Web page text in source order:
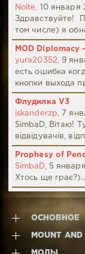
Nolte,
10 января
Здравствуйте!
том числе) я
MOD Diplomacy
yura20352,
9
есть ошибка
кнопки выхода
Флудилка V3
iskanderzp,
7
SimbaD, Вітаю!
відвідувачів,
Prophesy of
SimbaD,
5
Хтось ще
ОСНОВНОЕ
MOUNT AND